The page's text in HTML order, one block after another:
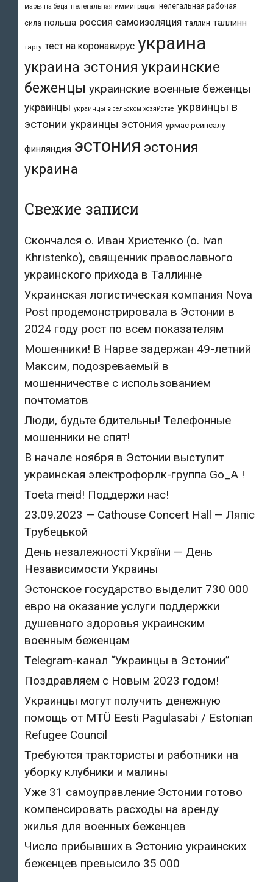
марьяна беца нелегальная иммиграция нелегальная рабочая
сила польша россия самоизоляция таллин таллинн
тарту тест на коронавирус украина
украина эстония украинские
беженцы украинские военные беженцы
украинцы украинцы в сельском хозяйстве украинцы в
эстонии украинцы эстония урмас рейнсалу
финляндия эстония эстония
украина
Свежие записи
Скончался о. Иван Христенко (о. Ivan
Khristenko), священник православного
украинского прихода в Таллинне
Украинская логистическая компания Nova
Post продемонстрировала в Эстонии в
2024 году рост по всем показателям
Мошенники! В Нарве задержан 49-летний
Максим, подозреваемый в
мошенничестве с использованием
почтоматов
Люди, будьте бдительны! Телефонные
мошенники не спят!
В начале ноября в Эстонии выступит
украинская электрофорлк-группа Go_A !
Toeta meid! Поддержи нас!
23.09.2023 — Cathouse Concert Hall — Ляпіс
Трубецькой
День незалежності України — День
Независимости Украины
Эстонское государство выделит 730 000
евро на оказание услуги поддержки
душевного здоровья украинским
военным беженцам
Telegram-канал “Украинцы в Эстонии”
Поздравляем с Новым 2023 годом!
Украинцы могут получить денежную
помощь от MTÜ Eesti Pagulasabi / Estonian
Refugee Council
Требуются трактористы и работники на
уборку клубники и малины
Уже 31 самоуправление Эстонии готово
компенсировать расходы на аренду
жилья для военных беженцев
Число прибывших в Эстонию украинских
беженцев превысило 35 000